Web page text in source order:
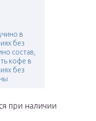
в
без
состав,
кофе в
без
при наличии